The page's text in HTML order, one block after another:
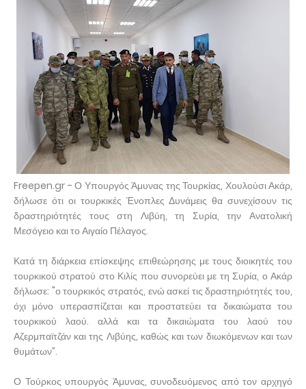
Freepen.gr - Ο Υπουργός Άμυνας της Τουρκίας, Χουλούσι Ακάρ,
δήλωσε ότι οι τουρκικές Ένοπλες Δυνάμεις θα συνεχίσουν τις
δραστηριότητές τους στη Λιβύη, τη Συρία, την Ανατολική
Μεσόγειο και το Αιγαίο Πέλαγος.
Κατά τη διάρκεια επίσκεψης επιθεώρησης με τους διοικητές του
τουρκικού στρατού στο Κιλίς που συνορεύει με τη Συρία, ο Ακάρ
δήλωσε: "ο τουρκικός στρατός, ενώ ασκεί τις δραστηριότητές του,
όχι μόνο υπερασπίζεται και προστατεύει τα δικαιώματα του
τουρκικού λαού. αλλά και τα δικαιώματα του λαού του
Αζερμπαϊτζάν και της Λιβύης, καθώς και των διωκόμενων και των
θυμάτων”.
Ο Τούρκος υπουργός Άμυνας, συνοδευόμενος από τον αρχηγό